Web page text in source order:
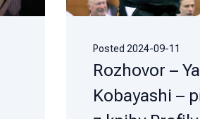
Posted 2024-09-11
Rozhovor –
Kobayashi –